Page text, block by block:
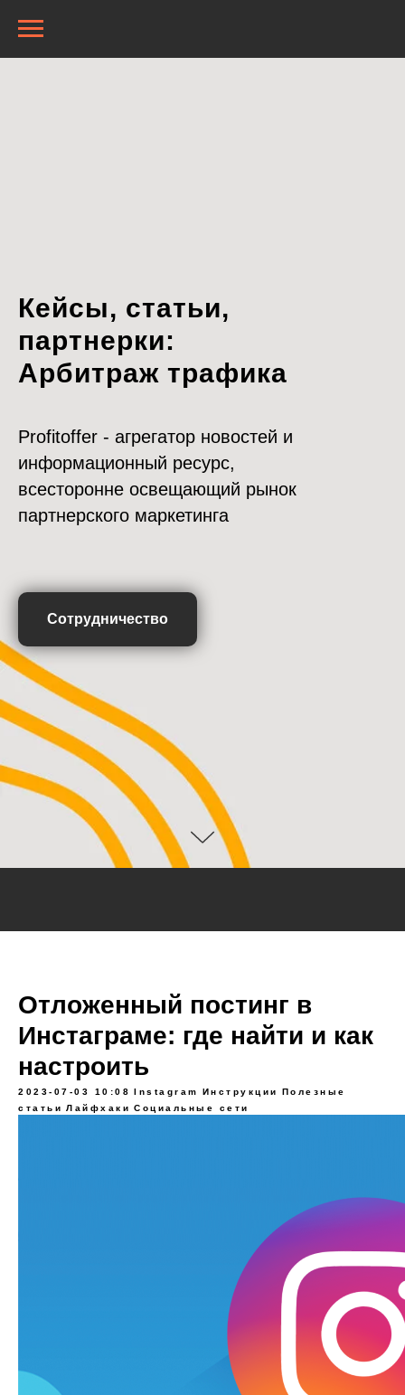
Кейсы, статьи,
партнерки:
Арбитраж трафика
Profitoffer - агрегатор новостей и
информационный ресурс,
всесторонне освещающий рынок
партнерского маркетинга
Сотрудничество
Отложенный постинг в
Инстаграме: где найти и как
настроить
2023-07-03 10:08 Instagram Инструкции
Полезные
статьи Лайфхаки Социальные сети